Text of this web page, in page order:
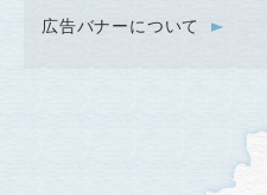
広告バナーについて